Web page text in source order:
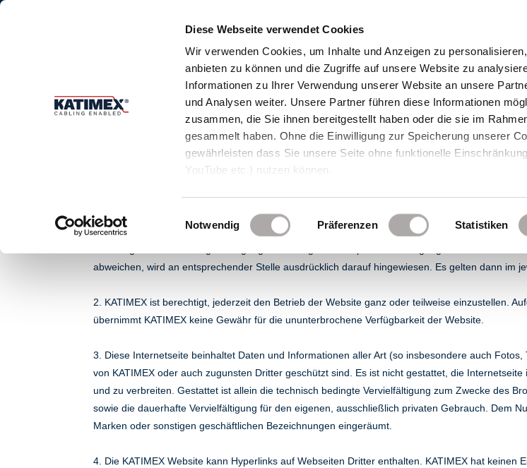
Diese Webseite verwendet Cookies
Wir verwenden Cookies, um Inhalte und Anzeigen zu
anbieten zu können und die Zugriffe auf unsere Website zu
Informationen zu Ihrer Verwendung unserer Website an unsere
und Analysen weiter. Unsere Partner führen diese Informationen
zusammen, die Sie ihnen bereitgestellt haben oder die sie im
gesammelt haben. Ohne die Einwilligung zur Speicherung unserer
gewährleisten dass Sie unsere Seite ohne funktionelle
YouTube etc.) nutzen können.
Einwilligungsauswahl
Notwendig Präferenzen Statistiken
Lösungen Produkte Service
NUTZUNGSBEDINGUNGEN
1. Eine Nutzung dieser Internet-Seiten der KATIMEX Cielker GmbH, Bahnhofstr. 50, 54584
abweichen, wird an entsprechender Stelle ausdrücklich darauf hingewiesen. Es gelten dann im
2. KATIMEX ist berechtigt, jederzeit den Betrieb der Website ganz oder teilweise einzustellen.
übernimmt KATIMEX keine Gewähr für die ununterbrochene Verfügbarkeit der Website.
3. Diese Internetseite beinhaltet Daten und Informationen aller Art (so insbesondere auch
von KATIMEX oder auch zugunsten Dritter geschützt sind. Es ist nicht gestattet, die
und zu verbreiten. Gestattet ist allein die technisch bedingte Vervielfältigung zum Zwecke des
sowie die dauerhafte Vervielfältigung für den eigenen, ausschließlich privaten Gebrauch. Dem
Marken oder sonstigen geschäftlichen Bezeichnungen eingeräumt.
4. Die KATIMEX Website kann Hyperlinks auf Webseiten Dritter enthalten. KATIMEX hat